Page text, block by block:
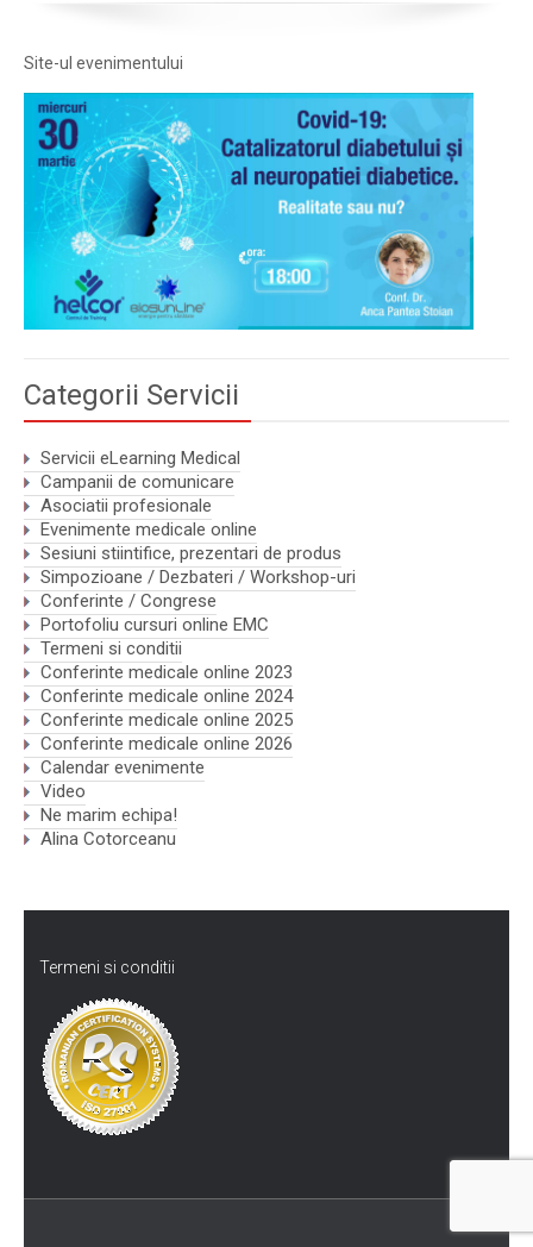
Site-ul evenimentului
Categorii Servicii
Servicii eLearning Medical
Campanii de comunicare
Asociatii profesionale
Evenimente medicale online
Sesiuni stiintifice, prezentari de produs
Simpozioane / Dezbateri / Workshop-uri
Conferinte / Congrese
Portofoliu cursuri online EMC
Termeni si conditii
Conferinte medicale online 2023
Conferinte medicale online 2024
Conferinte medicale online 2025
Conferinte medicale online 2026
Calendar evenimente
Video
Ne marim echipa!
Alina Cotorceanu
Termeni si conditii